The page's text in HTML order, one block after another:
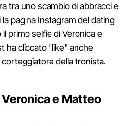
tra uno scambio di abbracci e
pagina Instagram del dating
primo selfie di Veronica e
ha cliccato "like" anche
corteggiatore della tronista.
e Matteo